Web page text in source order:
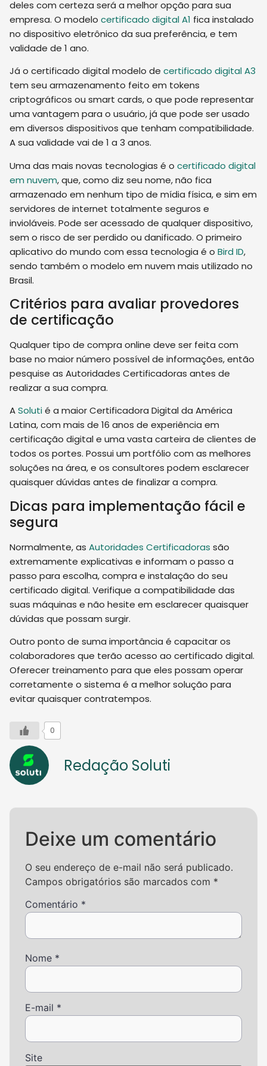
deles com certeza será a melhor opção para sua
empresa. O modelo certificado digital A1 fica instalado
no dispositivo eletrônico da sua preferência, e tem
validade de 1 ano.
Já o certificado digital modelo de certificado digital A3
tem seu armazenamento feito em tokens
criptográficos ou smart cards, o que pode representar
uma vantagem para o usuário, já que pode ser usado
em diversos dispositivos que tenham compatibilidade.
A sua validade vai de 1 a 3 anos.
Uma das mais novas tecnologias é o certificado digital
em nuvem, que, como diz seu nome, não fica
armazenado em nenhum tipo de mídia física, e sim em
servidores de internet totalmente seguros e
invioláveis. Pode ser acessado de qualquer dispositivo,
sem o risco de ser perdido ou danificado. O primeiro
aplicativo do mundo com essa tecnologia é o Bird ID,
sendo também o modelo em nuvem mais utilizado no
Brasil.
Critérios para avaliar provedores
de certificação
Qualquer tipo de compra online deve ser feita com
base no maior número possível de informações, então
pesquise as Autoridades Certificadoras antes de
realizar a sua compra.
ASolutié a maior Certificadora Digital da América
Latina, com mais de 16 anos de experiência em
certificação digital e uma vasta carteira de clientes de
todos os portes. Possui um portfólio com as melhores
soluções na área, e os consultores podem esclarecer
quaisquer dúvidas antes de finalizar a compra.
Dicas para implementação fácil e
segura
Normalmente, as Autoridades Certificadoras são
extremamente explicativas e informam o passo a
passo para escolha, compra e instalação do seu
certificado digital. Verifique a compatibilidade das
suas máquinas e não hesite em esclarecer quaisquer
dúvidas que possam surgir.
Outro ponto de suma importância é capacitar os
colaboradores que terão acesso ao certificado digital.
Oferecer treinamento para que eles possam operar
corretamente o sistema é a melhor solução para
evitar quaisquer contratempos.
0
Redação Soluti
Deixe um comentário
O seu endereço de e-mail não será publicado.
Campos obrigatórios são marcados com *
Comentário *
Nome *
E-mail *
Site